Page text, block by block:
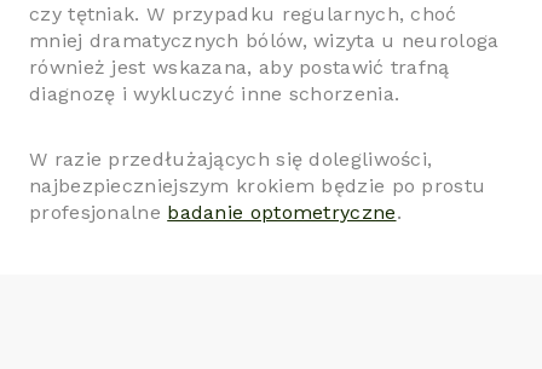
czy tętniak. W przypadku regularnych, choć
mniej dramatycznych bólów, wizyta u neurologa
również jest wskazana, aby postawić trafną
diagnozę i wykluczyć inne schorzenia.
W razie przedłużających się dolegliwości,
najbezpieczniejszym krokiem będzie po prostu
profesjonalne badanie optometryczne.